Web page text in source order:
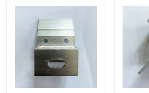
Tentang kami
Tur Pabrik
Surya